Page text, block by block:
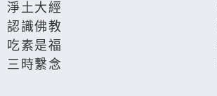
淨土大經
認識佛教
吃素是福
三時繫念